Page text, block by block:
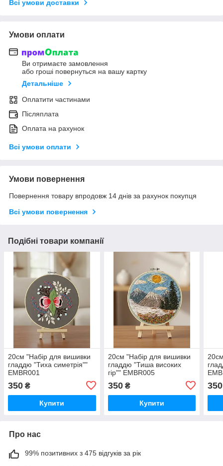
Всі умови доставки
Умови оплати
Ви отримаєте замовлення
або гроші повернуться на вашу картку
Детальніше
Оплатити частинами
Післяплата
Оплата на рахунок
Всі умови оплати
Умови повернення
Повернення товару впродовж 14 днів за рахунок покупця
Всі умови повернення
Подібні товари компанії
20см "Набір для вишивки
гладдю "Тиха симетрія""
EMBR001
350 ₴
Купити
20см "Набір для вишивки
гладдю "Тиша високих
гір"" EMBR005
350₴
Купити
350
Про нас
99% позитивних з 475 відгуків за рік